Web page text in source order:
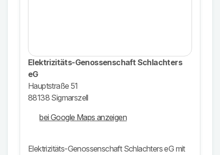
Elektrizitäts-Genossenschaft Schlachters
eG
Hauptstraße 51
88138 Sigmarszell
bei Google Maps anzeigen
Elektrizitäts-Genossenschaft Schlachters eG mit